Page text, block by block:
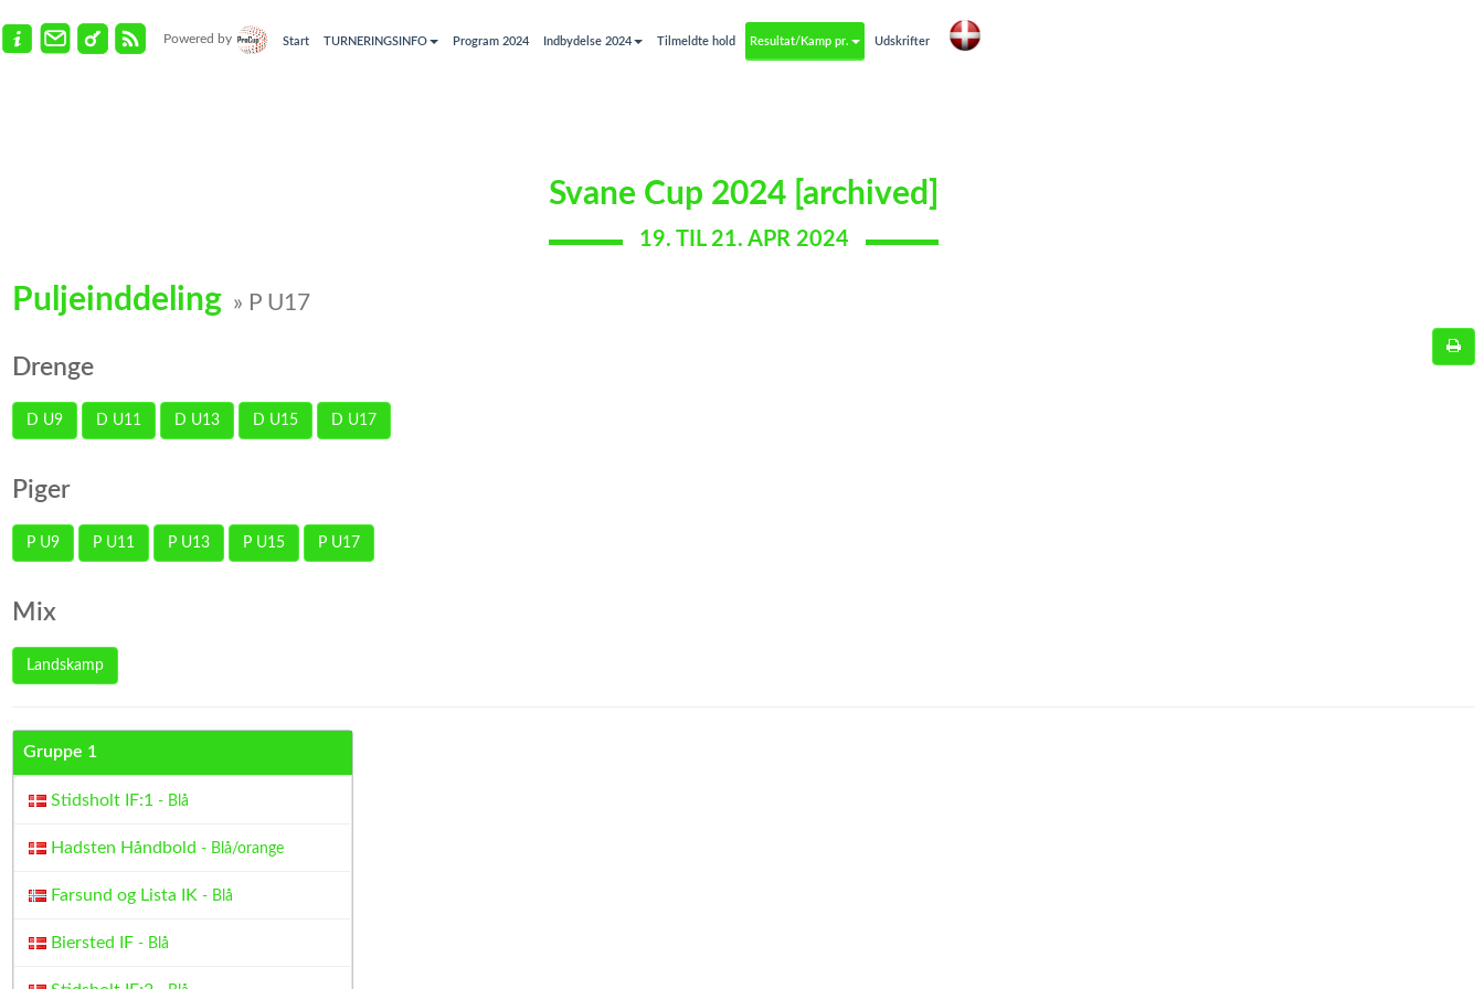
Powered by Start TURNERINGSINFO Program 2024 Indbydelse 2024 Tilmeldte hold Resultat/Kamp pr. Udskrifter
Svane Cup 2024 [archived]
19. TIL 21. APR 2024
Puljeinddeling » P U17
Drenge
D U9 D U11 D U13 D U15 D U17
Piger
P U9 P U11 P U13 P U15 P U17
Mix
Landskamp
Gruppe 1
Stidsholt IF:1 - Blå
Hadsten Håndbold - Blå/orange
Farsund og Lista IK - Blå
Biersted IF - Blå